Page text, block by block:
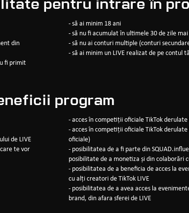
pentru intrare în
din
fi primit
- să ai minim 18 ani
- să nu fi acumulat în ultimele 30 de zile
- să nu ai conturi multiple (conturi
- să ai minim un LIVE realizat de pe contul
program
de LIVE
te vor
- acces în competiții oficiale TikTok
- acces în competiții oficiale TikTok
oficiale)
- posibilitatea de a fi parte din
posibilitate de a monetiza și din colaborări
- posibilitatea de a beneficia de acces la
cu alți creatori de TikTok LIVE
- posibilitatea de a avea acces la
brand, din afara sferei de LIVE